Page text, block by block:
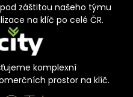
záštitou našeho týmu
na klíč po celé ČR.
komplexní
prostor na klíč.